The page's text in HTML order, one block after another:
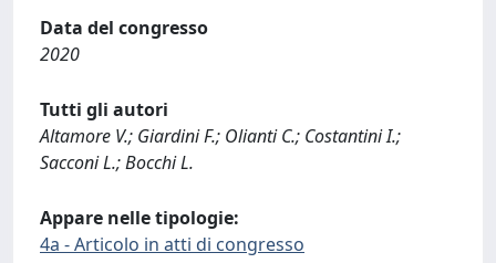
Data del congresso
2020
Tutti gli autori
Altamore V.; Giardini F.; Olianti C.; Costantini I.;
Sacconi L.; Bocchi L.
Appare nelle tipologie:
4a - Articolo in atti di congresso